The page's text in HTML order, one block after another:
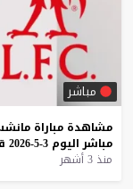
مباشر
مشاهدة مباراة
مباشر اليوم 3-5-2026
منذ 3 أشهر